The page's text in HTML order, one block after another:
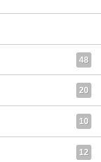
48
20
10
12